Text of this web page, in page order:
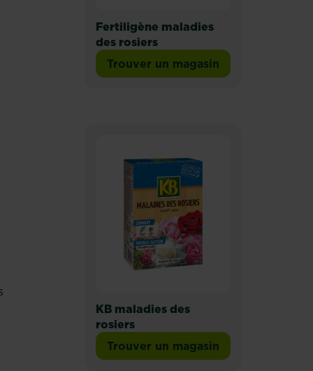
Fertiligène maladies
des rosiers
Trouver un magasin
KB maladies des
rosiers
Trouver un magasin